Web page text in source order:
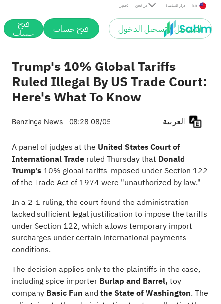
تحميل من نحن مركز المساعدة En
التسجيل / تسجيل الدخول فتح حساب فتح
حساب
Trump's 10% Global Tariffs
Ruled Illegal By US Trade Court:
Here's What To Know
Benzinga News 08:28 08/05
A panel of judges at the United States Court of
International Traderuled Thursday that Donald
Trump's10% global tariffs imposed under Section 122
of the Trade Act of 1974 were "unauthorized by law."
In a 2-1 ruling, the court found the administration
lacked sufficient legal justification to impose the tariffs
under Section 122, which allows temporary import
surcharges under certain international payments
conditions.
The decision applies only to the plaintiffs in the case,
including spice importer Burlap and Barrel, toy
company Basic Fun and the State of Washington. The